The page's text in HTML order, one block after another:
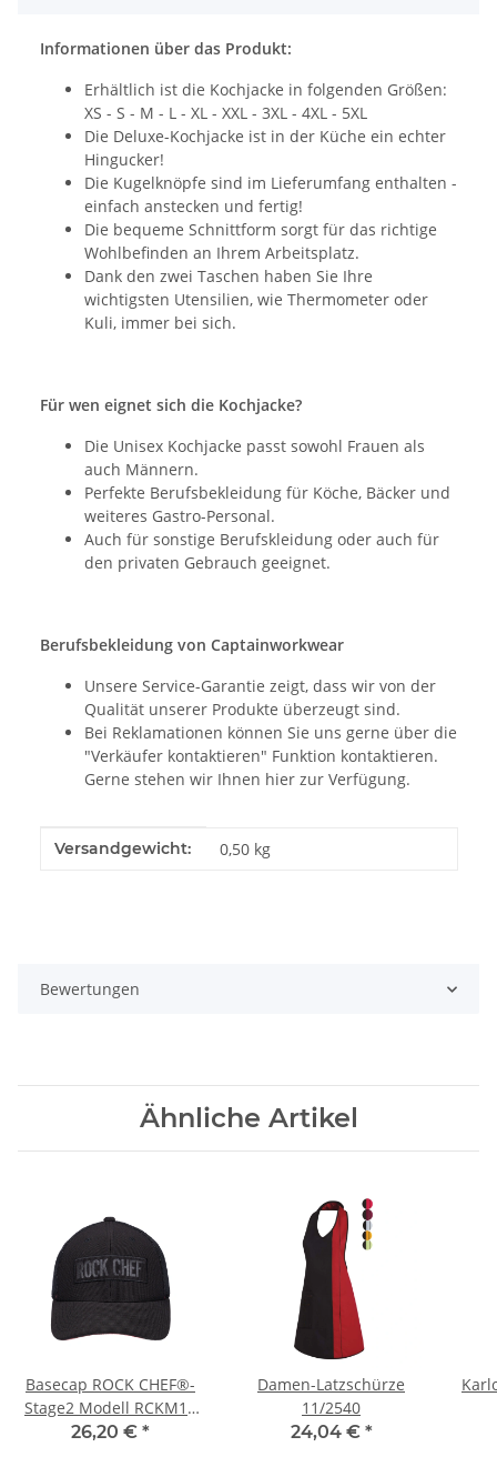
Informationen über das Produkt:
Erhältlich ist die Kochjacke in folgenden Größen:
XS - S - M - L - XL - XXL - 3XL - 4XL - 5XL
Die Deluxe-Kochjacke ist in der Küche ein echter
Hingucker!
Die Kugelknöpfe sind im Lieferumfang enthalten -
einfach anstecken und fertig!
Die bequeme Schnittform sorgt für das richtige
Wohlbefinden an Ihrem Arbeitsplatz.
Dank den zwei Taschen haben Sie Ihre
wichtigsten Utensilien, wie Thermometer oder
Kuli, immer bei sich.
Für wen eignet sich die Kochjacke?
Die Unisex Kochjacke passt sowohl Frauen als
auch Männern.
Perfekte Berufsbekleidung für Köche, Bäcker und
weiteres Gastro-Personal.
Auch für sonstige Berufskleidung oder auch für
den privaten Gebrauch geeignet.
Berufsbekleidung von Captainworkwear
Unsere Service-Garantie zeigt, dass wir von der
Qualität unserer Produkte überzeugt sind.
Bei Reklamationen können Sie uns gerne über die
"Verkäufer kontaktieren" Funktion kontaktieren.
Gerne stehen wir Ihnen hier zur Verfügung.
Produkteigenschaft
Wert
Versandgewicht: 0,50 kg
Bewertungen
Ähnliche Artikel
Basecap ROCK CHEF®-
Stage2 Modell RCKM15
schwarz
26,20 € *
Damen-Latzschürze
11/2540
24,04 € *